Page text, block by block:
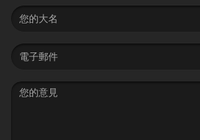
Name
Email
address
Message